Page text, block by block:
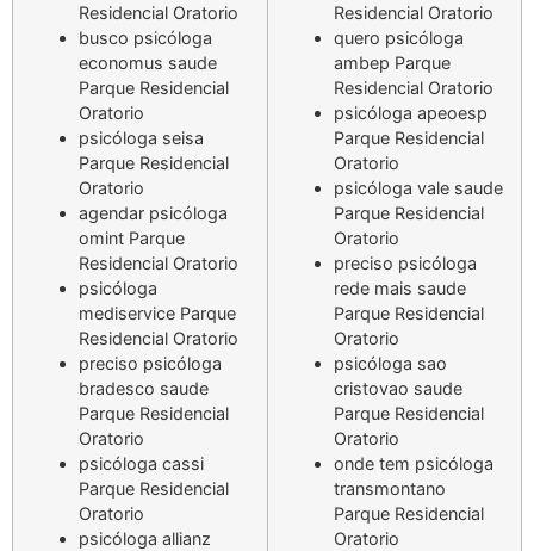
Residencial Oratorio
busco psicóloga
economus saude
Parque Residencial
Oratorio
psicóloga seisa
Parque Residencial
Oratorio
agendar psicóloga
omint Parque
Residencial Oratorio
psicóloga
mediservice Parque
Residencial Oratorio
preciso psicóloga
bradesco saude
Parque Residencial
Oratorio
psicóloga cassi
Parque Residencial
Oratorio
psicóloga allianz
Residencial Oratorio
quero psicóloga
ambep Parque
Residencial Oratorio
psicóloga apeoesp
Parque Residencial
Oratorio
psicóloga vale saude
Parque Residencial
Oratorio
preciso psicóloga
rede mais saude
Parque Residencial
Oratorio
psicóloga sao
cristovao saude
Parque Residencial
Oratorio
onde tem psicóloga
transmontano
Parque Residencial
Oratorio